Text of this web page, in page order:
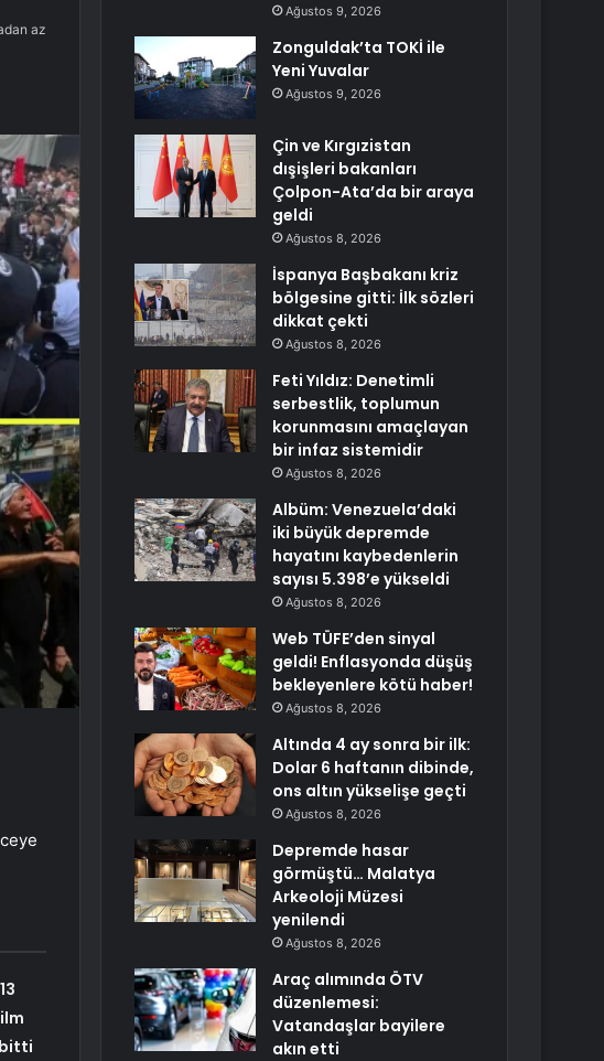
az
Ağustos 9, 2026
Zonguldak’ta TOKİ ile
Yeni Yuvalar
Ağustos 9, 2026
Çin ve Kırgızistan
dışişleri bakanları
Çolpon-Ata’da bir araya
geldi
Ağustos 8, 2026
İspanya Başbakanı kriz
bölgesine gitti: İlk sözleri
dikkat çekti
Ağustos 8, 2026
Feti Yıldız: Denetimli
serbestlik, toplumun
korunmasını amaçlayan
bir infaz sistemidir
Ağustos 8, 2026
Albüm: Venezuela’daki
iki büyük depremde
hayatını kaybedenlerin
sayısı 5.398’e yükseldi
Ağustos 8, 2026
Web TÜFE’den sinyal
geldi! Enflasyonda düşüş
bekleyenlere kötü haber!
Ağustos 8, 2026
Altında 4 ay sonra bir ilk:
Dolar 6 haftanın dibinde,
ons altın yükselişe geçti
Ağustos 8, 2026
Depremde hasar
görmüştü… Malatya
Arkeoloji Müzesi
yenilendi
Ağustos 8, 2026
Araç alımında ÖTV
düzenlemesi:
Vatandaşlar bayilere
akın etti